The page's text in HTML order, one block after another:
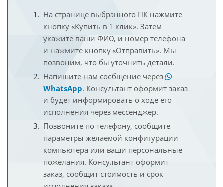
На странице выбранного ПК нажмите
кнопку «Купить в 1 клик». Затем
укажите ваши ФИО, и номер телефона
и нажмите кнопку «Отправить». Мы
позвоним, что бы уточнить детали.
Напишите нам сообщение через
WhatsApp. Консультант оформит заказ
и будет информировать о ходе его
исполнения через мессенджер.
Позвоните по телефону, сообщите
параметры желаемой конфигурации
компьютера или ваши персональные
пожелания. Консультант оформит
заказ, сообщит стоимость и срок